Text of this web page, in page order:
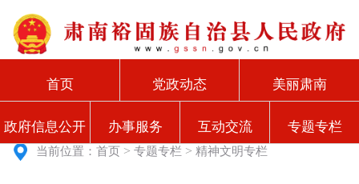
首页 党政动态 美丽肃南
政府信息公开 办事服务 互动交流 专题专栏
当前位置：首页 >专题专栏 >精神文明专栏